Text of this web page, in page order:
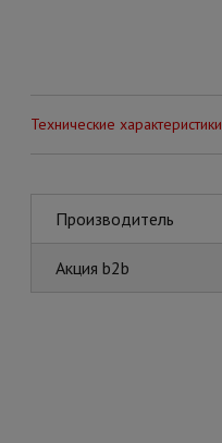
Технические характеристики
Производитель
Акция b2b